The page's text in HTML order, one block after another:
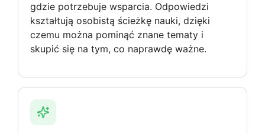
gdzie potrzebuje wsparcia. Odpowiedzi
kształtują osobistą ścieżkę nauki, dzięki
czemu można pominąć znane tematy i
skupić się na tym, co naprawdę ważne.